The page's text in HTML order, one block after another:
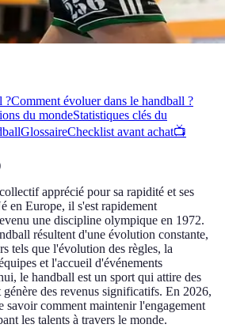
?Comment évoluer dans le handball ?
du mondeStatistiques clés du
GlossaireChecklist avant achat📺
apprécié pour sa rapidité et ses
en Europe, il s'est rapidement
une discipline olympique en 1972.
résultent d'une évolution constante,
tels que l'évolution des règles, la
et l'accueil d'événements
le handball est un sport qui attire des
des revenus significatifs. En 2026,
savoir comment maintenir l'engagement
les talents à travers le monde.